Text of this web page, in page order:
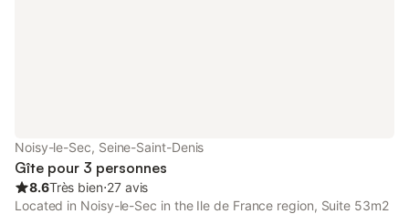
Noisy-le-Sec, Seine-Saint-Denis
Gîte pour 3 personnes
8.6Très bien⋅27 avis
Located in Noisy-le-Sec in the Ile de France region, Suite 53m2